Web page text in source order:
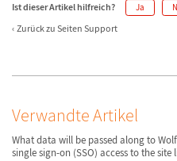
Ist dieser Artikel hilfreich? Ja
Zurück zu Seiten Support
Verwandte Artikel
What data will be passed along to
single sign-on (SSO) access to the site